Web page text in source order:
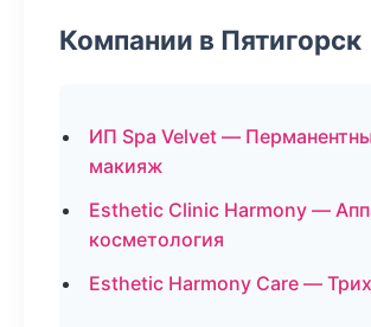
Компании в Пятигорск
ИП Spa Velvet —
макияж
Esthetic Clinic Harmony —
косметология
Esthetic Harmony Care —